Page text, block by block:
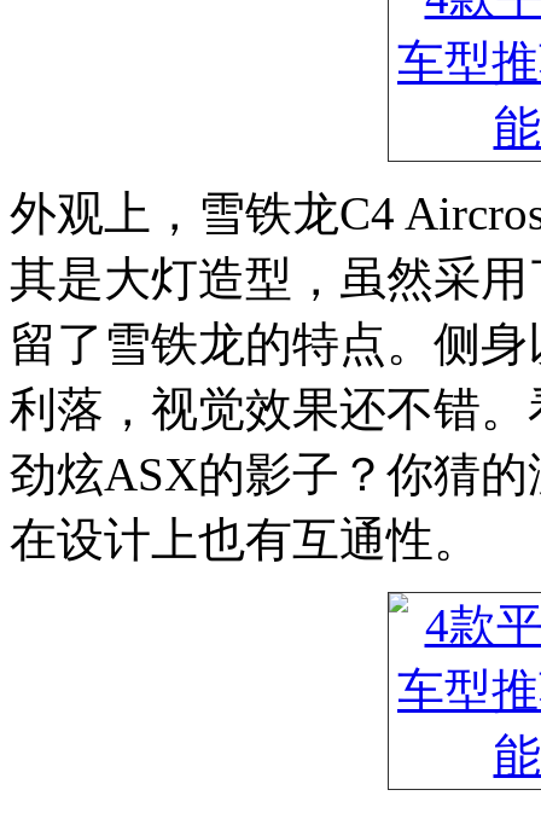
外观上，雪铁龙C4
其是大灯造型，虽然采
留了雪铁龙的特点。侧
利落，视觉效果还不错
劲炫ASX的影子？你猜
在设计上也有互通性。